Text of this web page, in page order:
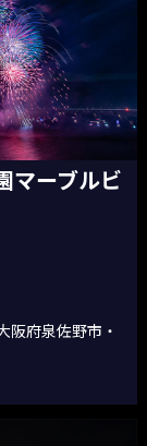
マーブルビ
阪府泉佐野市・